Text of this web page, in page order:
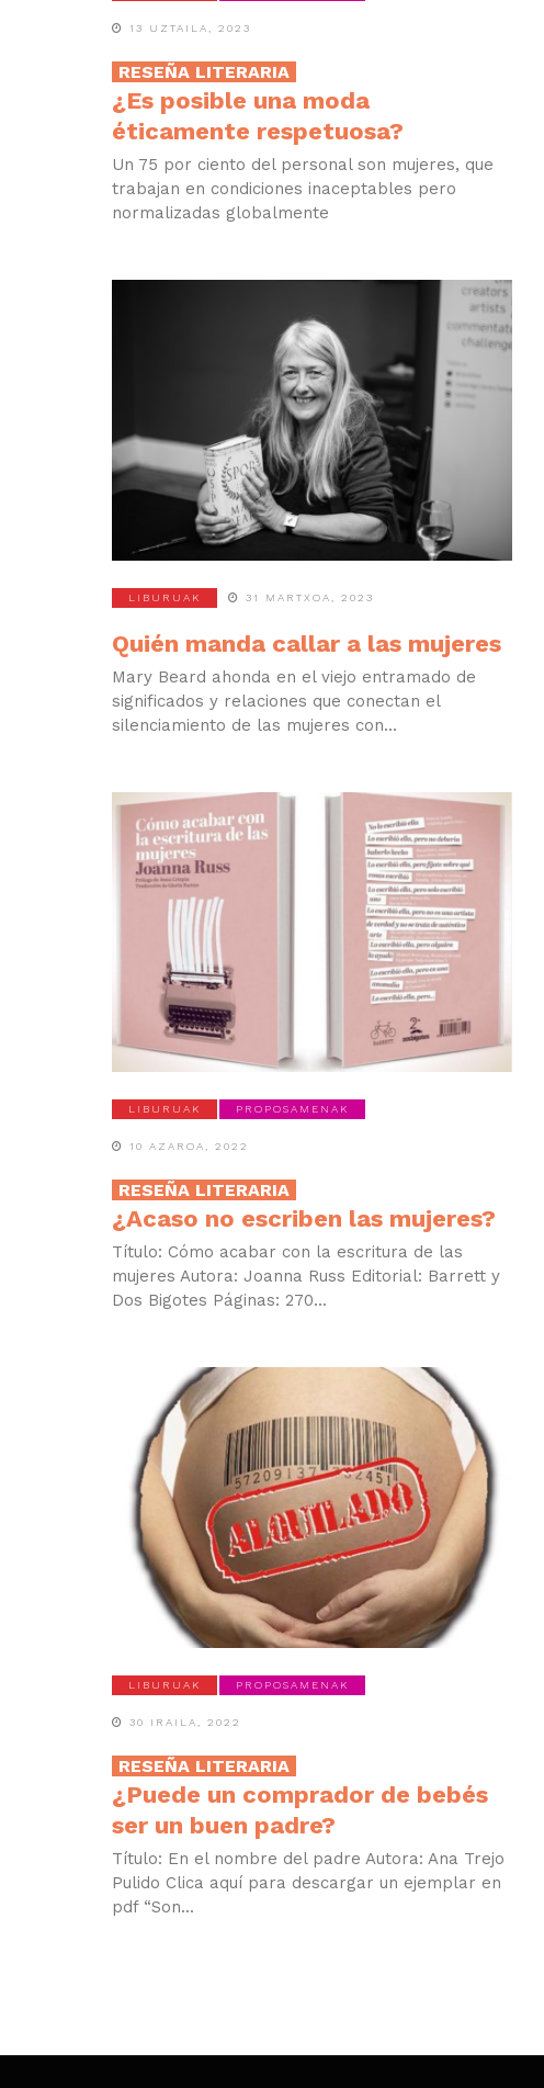
13 UZTAILA, 2023
RESEÑA LITERARIA
¿Es posible una moda
éticamente respetuosa?
Un 75 por ciento del personal son mujeres, que
trabajan en condiciones inaceptables pero
normalizadas globalmente
LIBURUAK 31 MARTXOA, 2023
Quién manda callar a las mujeres
Mary Beard ahonda en el viejo entramado de
significados y relaciones que conectan el
silenciamiento de las mujeres con...
LIBURUAK PROPOSAMENAK
10 AZAROA, 2022
RESEÑA LITERARIA
¿Acaso no escriben las mujeres?
Título: Cómo acabar con la escritura de las
mujeres Autora: Joanna Russ Editorial: Barrett y
Dos Bigotes Páginas: 270...
LIBURUAK PROPOSAMENAK
30 IRAILA, 2022
RESEÑA LITERARIA
¿Puede un comprador de bebés
ser un buen padre?
Título: En el nombre del padre Autora: Ana Trejo
Pulido Clica aquí para descargar un ejemplar en
pdf “Son...